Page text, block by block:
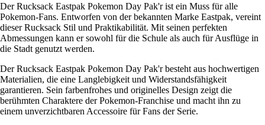
Der Rucksack Eastpak Pokemon Day Pak'r ist ein Muss für alle
Pokemon-Fans. Entworfen von der bekannten Marke Eastpak, vereint
dieser Rucksack Stil und Praktikabilität. Mit seinen perfekten
Abmessungen kann er sowohl für die Schule als auch für Ausflüge in
die Stadt genutzt werden.
Der Rucksack Eastpak Pokemon Day Pak'r besteht aus hochwertigen
Materialien, die eine Langlebigkeit und Widerstandsfähigkeit
garantieren. Sein farbenfrohes und originelles Design zeigt die
berühmten Charaktere der Pokemon-Franchise und macht ihn zu
einem unverzichtbaren Accessoire für Fans der Serie.